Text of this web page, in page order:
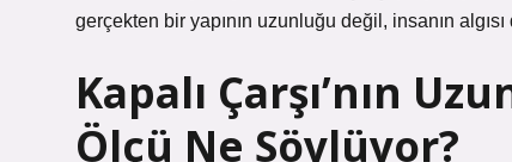
gerçekten bir yapının uzunluğu değil, insanın
Kapalı Çarşı’nın
Ölçü Ne Söylüyor?